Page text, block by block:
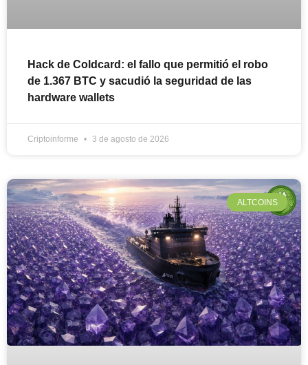
Hack de Coldcard: el fallo que permitió el robo
de 1.367 BTC y sacudió la seguridad de las
hardware wallets
Criptoinforme 3 de agosto de 2026
ALTCOINS